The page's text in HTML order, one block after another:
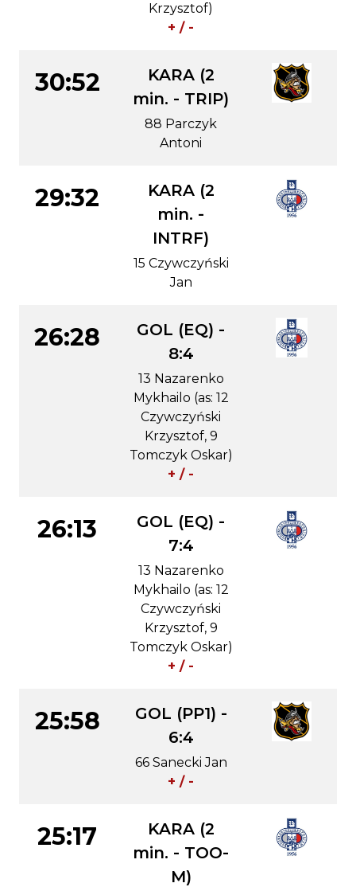
Krzysztof)
+ / -
30:52
KARA (2
min. - TRIP)
88 Parczyk
Antoni
29:32
KARA (2
min. -
INTRF)
15 Czywczyński
Jan
26:28
GOL (EQ) -
8:4
13 Nazarenko
Mykhailo (as: 12
Czywczyński
Krzysztof, 9
Tomczyk Oskar)
+ / -
26:13
GOL (EQ) -
7:4
13 Nazarenko
Mykhailo (as: 12
Czywczyński
Krzysztof, 9
Tomczyk Oskar)
+ / -
25:58
GOL (PP1) -
6:4
66 Sanecki Jan
+ / -
25:17
KARA (2
min. - TOO-
M)